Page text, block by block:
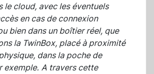
le cloud, avec les éventuels
en cas de connexion
bien dans un boîtier réel, que
la TwinBox, placé à proximité
dans la poche de
exemple. A travers cette